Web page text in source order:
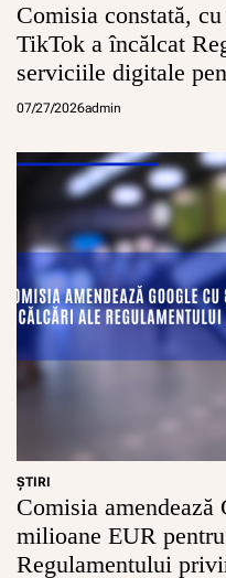
Comisia constată,
TikTok a încălcat
serviciile digitale
conturi sigure pentru
07/27/2026admin
ŞTIRI
Comisia amendează
milioane EUR
Regulamentului